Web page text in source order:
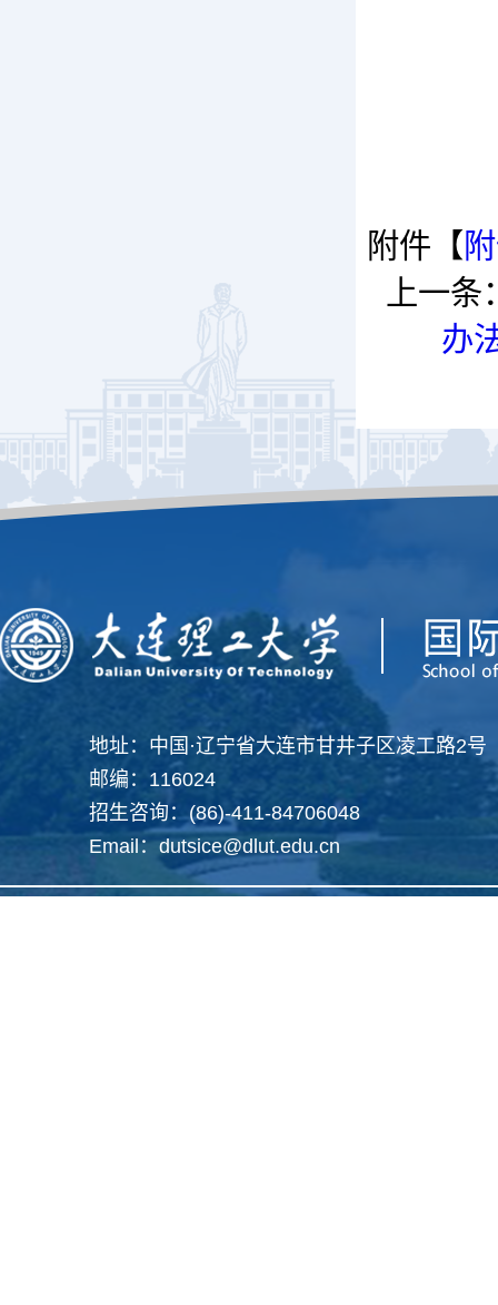
附件【
上一条
办
地址：中国·辽宁省大连市甘井子区凌工路2号
邮编：116024
招生咨询：(86)-411-84706048
Email：dutsice@dlut.edu.cn